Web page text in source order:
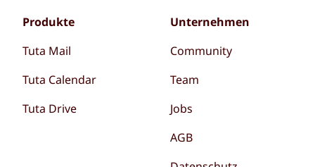
Produkte
Tuta Mail
Tuta Calendar
Tuta Drive
Unternehmen
Community
Team
Jobs
AGB